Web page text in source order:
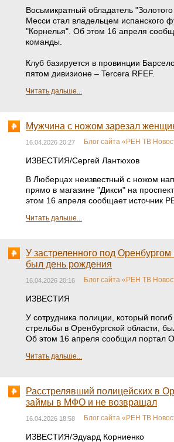
Восьмикратный обладатель
Месси стал владельцем испанского
"Корнелья". Об этом 16 апреля
команды.
Клуб базируется в провинции
пятом дивизионе – Tercera RFEF.
Читать дальше...
Мужчина с ножом зарезал
16.04.2026 20:27 Блог сайта «РЕН ТВ
ИЗВЕСТИЯ/Сергей Лантюхов
В Люберцах неизвестный с ножом
прямо в магазине "Дикси" на
этом 16 апреля сообщает источник
Читать дальше...
У застреленного под Оренбургом
был день рождения
16.04.2026 20:16 Блог сайта «РЕН ТВ
ИЗВЕСТИЯ
У сотрудника полиции, который
стрельбы в Оренбургской области,
Об этом 16 апреля сообщил портал
Читать дальше...
Расстрелявший полицейских в
займы в МФО и не возвращал
16.04.2026 18:58 Блог сайта «РЕН ТВ
ИЗВЕСТИЯ/Эдуард Корниенко